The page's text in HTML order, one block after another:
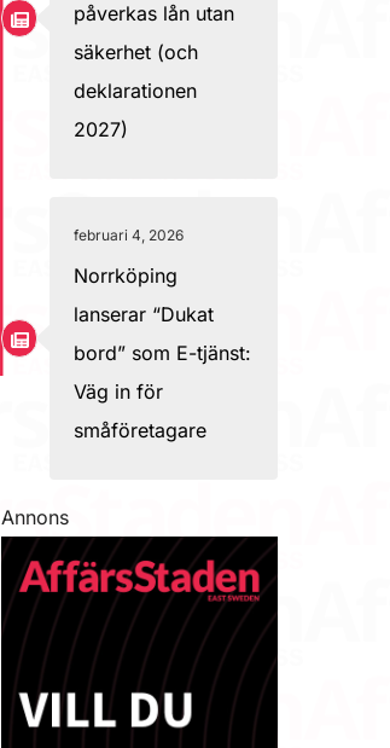
påverkas lån utan
säkerhet (och
deklarationen
2027)
februari 4, 2026
Norrköping
lanserar “Dukat
bord” som E-tjänst:
Väg in för
småföretagare
Annons